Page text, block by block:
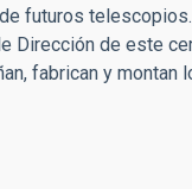
futuros
Dirección de este
fabrican y montan